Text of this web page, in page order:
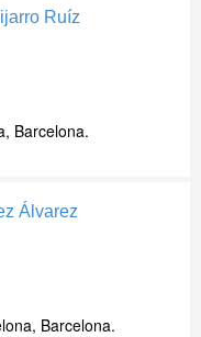
Ruíz
Barcelona.
Álvarez
Barcelona.